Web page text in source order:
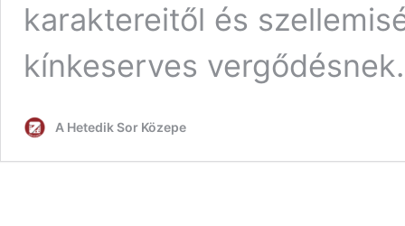
karaktereitől és
kínkeserves vergődésnek.
A Hetedik Sor Közepe